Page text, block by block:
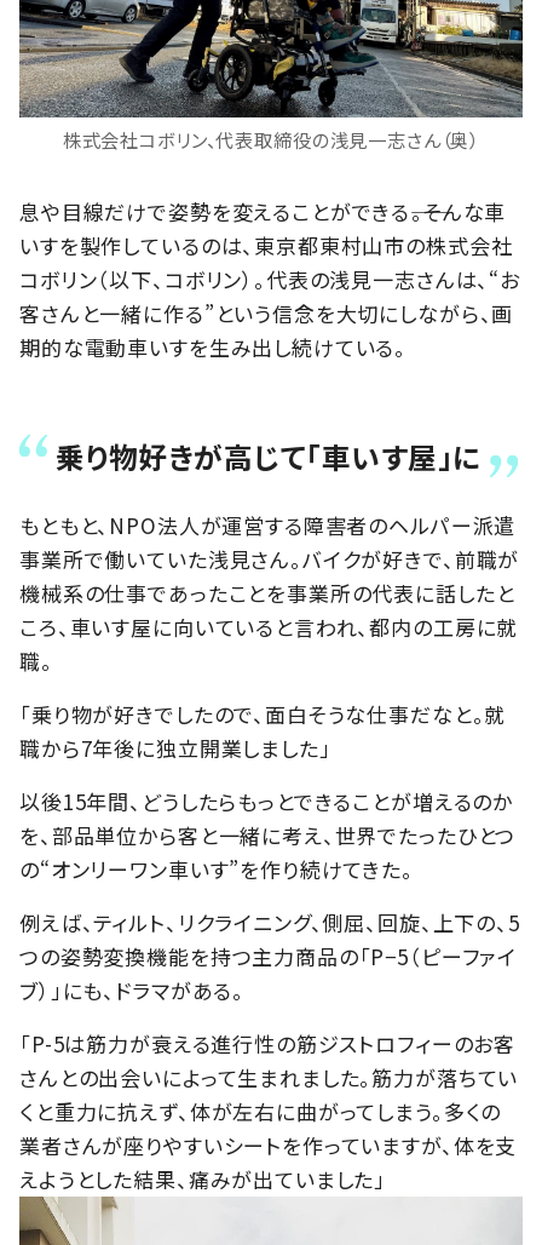
株式会社コボリン、代表取締役の浅見一志さん（奥）
息や目線だけで姿勢を変えることができる――。そんな車
いすを製作しているのは、東京都東村山市の株式会社
コボリン（以下、コボリン）。代表の浅見一志さんは、“お
客さんと一緒に作る”という信念を大切にしながら、画
期的な電動車いすを生み出し続けている。
乗り物好きが高じて「車いす屋」に
もともと、NPO法人が運営する障害者のヘルパー派遣
事業所で働いていた浅見さん。バイクが好きで、前職が
機械系の仕事であったことを事業所の代表に話したと
ころ、車いす屋に向いていると言われ、都内の工房に就
職。
「乗り物が好きでしたので、面白そうな仕事だなと。就
職から7年後に独立開業しました」
以後15年間、どうしたらもっとできることが増えるのか
を、部品単位から客と一緒に考え、世界でたったひとつ
の“オンリーワン車いす”を作り続けてきた。
例えば、ティルト、リクライニング、側屈、回旋、上下の、5
つの姿勢変換機能を持つ主力商品の「P−5（ピーファイ
ブ）」にも、ドラマがある。
「P-5は筋力が衰える進行性の筋ジストロフィーのお客
さんとの出会いによって生まれました。筋力が落ちてい
くと重力に抗えず、体が左右に曲がってしまう。多くの
業者さんが座りやすいシートを作っていますが、体を支
えようとした結果、痛みが出ていました」